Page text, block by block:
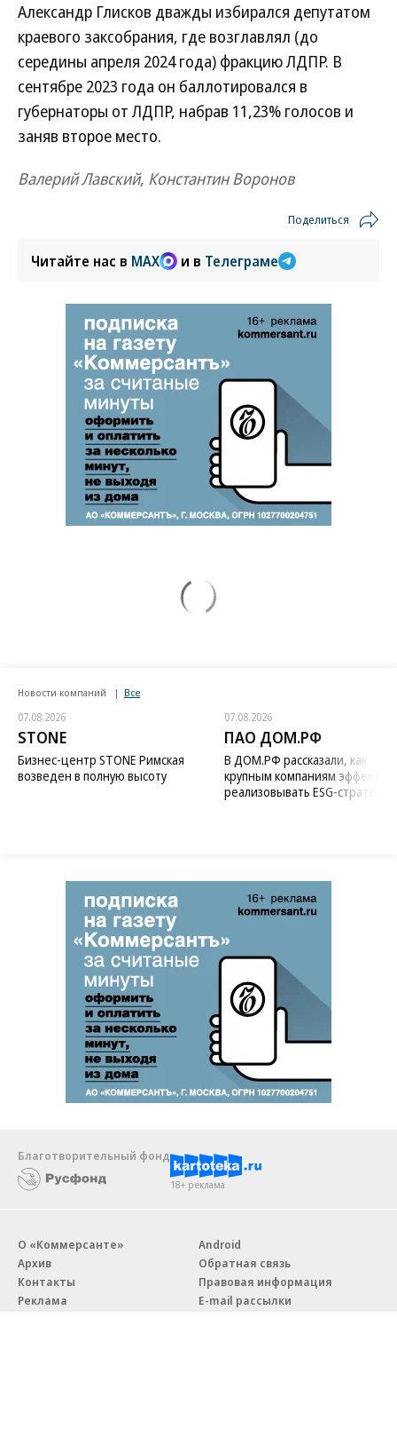
Александр Глисков дважды избирался депутатом
краевого заксобрания, где возглавлял (до
середины апреля 2024 года) фракцию ЛДПР. В
сентябре 2023 года он баллотировался в
губернаторы от ЛДПР, набрав 11,23% голосов и
заняв второе место.
Валерий Лавский, Константин Воронов
Поделиться
Читайте нас в MAX и в Телеграме
Новости компаний Все
07.08.2026
STONE
Бизнес-центр STONE Римская
возведен в полную высоту
07.08.2026
ПАО ДОМ.РФ
В ДОМ.РФ рассказали, как
крупным компаниям
реализовывать ESG-стратегию
Благотворительный фонд
18+ реклама
О «Коммерсанте»
Архив
Контакты
Реклама
Android
Обратная связь
Правовая информация
E-mail рассылки